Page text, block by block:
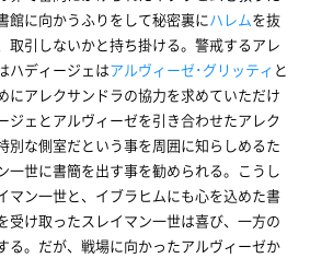
館に向かうふりをして秘密裏にハレムを抜
取引しないかと持ち掛ける。警戒するアレ
ハディージェはアルヴィーゼ･グリッティ と
にアレクサンドラの協力を求めていただけ
ジェとアルヴィーゼを引き合わせたアレク
別な側室だという事を周囲に知らしめるた
一世に書簡を出す事を勧められる。こうし
マン一世と、イブラヒムにも心を込めた書
受け取ったスレイマン一世は喜び、一方の
る。だが、戦場に向かったアルヴィーゼか